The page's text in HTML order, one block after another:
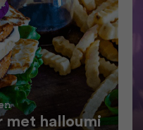
met halloumi